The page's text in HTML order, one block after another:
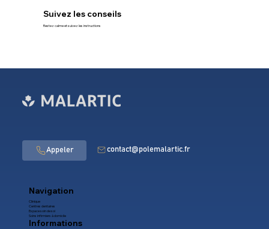
Suivez les conseils
Restez calme et suivez les instructions
Navigation
Clinique
Centres dentaires
Espace soin de soi
Soins infirmiers à domicile
Informations
Appeler contact@polemalartic.fr